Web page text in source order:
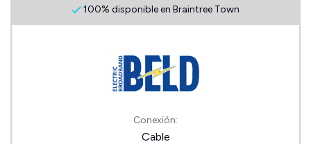
100% disponible en Braintree Town
Conexión:
Cable